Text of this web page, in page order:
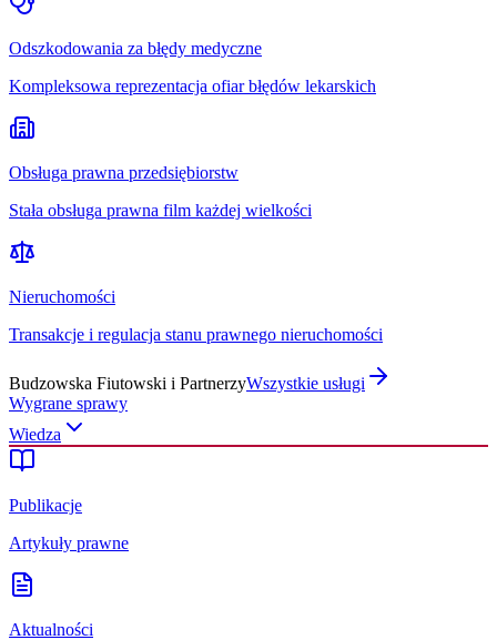
Odszkodowania za błędy medyczne
Kompleksowa reprezentacja ofiar błędów lekarskich
Obsługa prawna przedsiębiorstw
Stała obsługa prawna film każdej wielkości
Nieruchomości
Transakcje i regulacja stanu prawnego nieruchomości
Budzowska Fiutowski i PartnerzyWszystkie usługi
Wygrane sprawy
Wiedza
Publikacje
Artykuły prawne
Aktualności